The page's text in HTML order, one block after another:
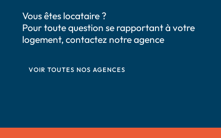
Vous êtes locataire ?
Pour toute question se rapportant à votre
logement, contactez notre agence
VOIR TOUTES NOS AGENCES